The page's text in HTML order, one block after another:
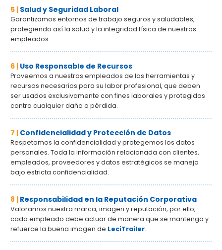
5 | Salud y Seguridad Laboral
Garantizamos entornos de trabajo seguros y saludables,
protegiendo así la salud y la integridad física de nuestros
empleados.
6 | Uso Responsable de Recursos
Proveemos a nuestros empleados de las herramientas y
recursos necesarios para su labor profesional, que deben
ser usados exclusivamente con fines laborales y protegidos
contra cualquier daño o pérdida.
7 | Confidencialidad y Protección de Datos
Respetamos la confidencialidad y protegemos los datos
personales. Toda la información relacionada con clientes,
empleados, proveedores y datos estratégicos se maneja
bajo estricta confidencialidad.
8 | Responsabilidad en la Reputación Corporativa
Valoramos nuestra marca, imagen y reputación; por ello,
cada empleado debe actuar de manera que se mantenga y
refuerce la buena imagen de LeciTrailer.